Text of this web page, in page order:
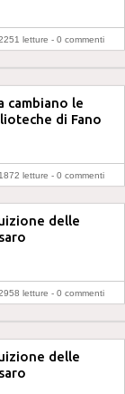
letture - 0 commenti
cambiano le
di Fano
1872 letture - 0 commenti
delle
letture - 0 commenti
delle